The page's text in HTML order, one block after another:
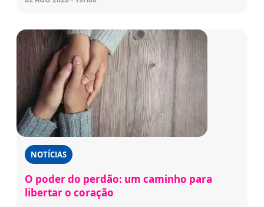
NOTÍCIAS
O poder do perdão: um caminho para
libertar o coração